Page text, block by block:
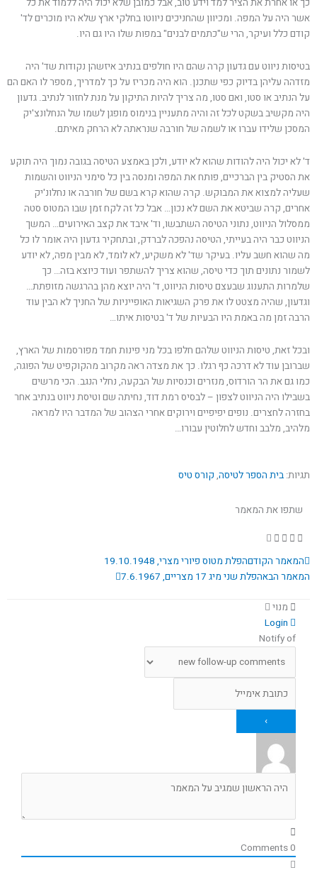
כך או אחרת את הציר למד וידע טוב, אבל כמובן שלא יכול היה ללמוד את כל
אשר היה על המפה. ומכיוון שהחניכים ניווטו בחלקי ארץ שלא היו מוכרים לד'
קודם כלל ועיקר, הרי ש"כתמים לבנים" במפות שלו היו גם היו.
בטיסות ניווט עם גדעון קרה שהם היו חולפים בנתיב איזשהן נקודות שד' היה
מזדהה עליהן בדיוק כפי שתכנן. הוא היה מכריז על כך למדריך, מספר לו האם הם
על הנתיב או סטו, ואם סטו, מה צריך להיות התיקון על מנת לחזור לנתיב. גדעון
היה מקשיב בשקט לכל זה והיה מתעניין בנימוס מופגן לשמו של הנחלונצ'יק
המסכן שלידו עברו או לשמה של חורבה שנראתה לא הרחק מאיתם.
ד' לא יכול היה להודות שהוא לא יודע, ולכן באמצע הטיסה בגובה נמוך היה תוקע
את הסטיק בין הברכיים, פותח את המפה ומנסה בין כל סימני הניווט והשמות
שעליה למצוא את המבוקש. קרה שהוא קרא בשם של חורבה או נחלונ'יק
אחרים, קרה שביטא את השם לא נכון… אבל כל זה לקח זמן שבו המטוס סטה
ממסלול הניווט, נתוני הטיסה השתבשו, וד' איבד את קצב האירועים… המשך
הניווט כבר היה בעייתי, הטיסה נהפכה לברדק, ובתחקיר גדעון היה אומר לו כל
מה שהוא חשב עליו. בעיקר שד' לא משקיע, לא לומד, לא מבין מפה, לא יודע
לשמור נתונים תוך כדי טיסה, שהוא צריך להשתפר ועוד כיוצא בזה… כך
שלמרות התענוג שבעצם טיסות הניווט, ד' היה יוצא מהן בהרגשה מזופתת…
וגדעון, שהיה מצטט לו את פרק השגיאות האופייניות של החניך לא הבין עוד
הרבה זמן מה באמת היו הבעיות של ד' בטיסות איתו…
ובכל זאת, טיסות הניווט שלהם חלפו בכל מני פינות חמד מפורסמות של הארץ,
שברובן עוד לא דרכה כף רגלו. כך את מצדה ראה מקרוב מהקוקפיט של הפוגה,
כמו גם את הר הורדוס, מנזרים וכנסיות של הבקעה, נחלי הנגב. הכי מרשים
בשבילו היה הניווט לצפון – לבסיס רמת דוד, נחיתה שם וטיסת ניווט בנתיב אחר
בחזרה לחצרים. נופים יפיפיים וירוקים אחרי הצהוב של המדבר היו למראה
מלהיב, מלבב וחדש לחלוטין עבורו…
תגיות: בית הספר לטיסה, קורס טיס
שתפו את המאמר
קודם
המאמר הקודםהפלת מטוס פיורי מצרי, 19.10.1948
המאמר הבאהפלת שני מיג 17 מצריים, 7.6.1967
הבא
מנוי
Notify of
0